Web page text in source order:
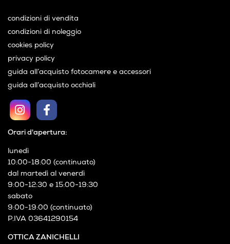
OTTICA ZANICHELLI
Orari d'apertura:
lunedì
10:00-18:00 (continuato)
dal martedì al venerdì
9:00-12:30 e 15:00-19:30
sabato
9:00-19:00 (continuato)
P.IVA 03641290154
condizioni di vendita
condizioni di noleggio
cookies policy
privacy policy
guida all’acquisto fotocamere e accessori
guida all’acquisto occhiali